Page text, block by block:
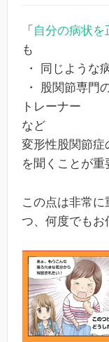
「 自分の病状を
も
・ 同じような
・ 股関節専門
トレーナー
など
変形性股関節症
を聞くことが重
この点は非常
つ、何度でもお